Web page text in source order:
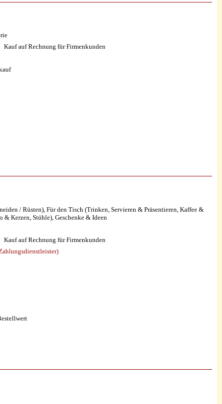
Kauf auf Rechnung für Firmenkunden
/ Rüsten), Für den Tisch (Trinken, Servieren & Präsentieren, Kaffee &
Kerzen, Stühle), Geschenke & Ideen
Kauf auf Rechnung für Firmenkunden